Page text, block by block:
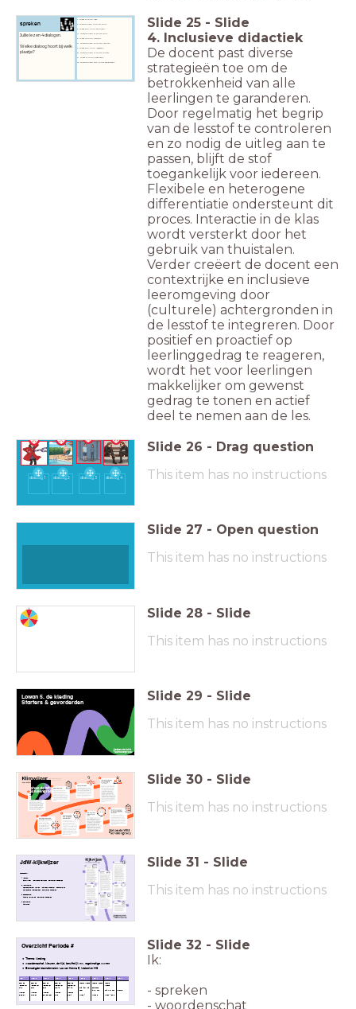
spreken
Jullie lezen 4 dialogen.
Welke dialoog hoort bij welk
plaatje?
1. Waar is mijn jas?
2. Welke kleur is jouw trui?
3. Waar zijn mijn sokken?
4. Welke kleur is jouw rok?
5. Waar is mijn hemd?
6. Welke kleur is jouw T-shirt?
7. Waar zijn mijn laarzen?
8. Welke kleur is jouw muts?
9. Waar is mijn badpak?
10 Welke kleur zijn jouw sandalen?
Slide 25 - Slide
4. Inclusieve didactiek
De docent past diverse
strategieën toe om de
betrokkenheid van alle
leerlingen te garanderen.
Door regelmatig het begrip
van de lesstof te controleren
en zo nodig de uitleg aan te
passen, blijft de stof
toegankelijk voor iedereen.
Flexibele en heterogene
differentiatie ondersteunt dit
proces. Interactie in de klas
wordt versterkt door het
gebruik van thuistalen.
Verder creëert de docent een
contextrijke en inclusieve
leeromgeving door
(culturele) achtergronden in
de lesstof te integreren. Door
positief en proactief op
leerlinggedrag te reageren,
wordt het voor leerlingen
makkelijker om gewenst
gedrag te tonen en actief
deel te nemen aan de les.
dialoog 1 dialoog 2 dialoog 3 dialoog 4
Slide 26 - Drag question
This item has no instructions
Slide 27 - Open question
This item has no instructions
Slide 28 - Slide
This item has no instructions
Lowan 5. de kleding
Starters & gevorderden
Slide 29 - Slide
This item has no instructions
Slide 30 - Slide
This item has no instructions
JdW-kijkwijzer
Lesopbouw:
Vooraf:
Startklaar, Voorkennis activeren, Formatief Handelen
Instructie:
Leerdoelgericht werken, Inclusieve didactiek, Concrete en
herkenbare voorbeelden, Formatief Handelen
Toepassing:
Actieve verwerking, Formatief handelen
Evaluatie:
Afsluiting
Slide 31 - Slide
This item has no instructions
Overzicht Periode #
Thema: kleding
woordenschat, kleuren, de tijd, bezittelijk nw, regelmatige ww-en
Benodigde lesmaterialen: Lowan thema 5, IJsbreker H6
Week 1 Week 2 Week 3 Week 4 Week 5 Week 6 Week 7 Week 8
Week 9
Boek de
Voetballer
H1/2
klanken
e/ee/ei/i
boek de
Voetballer
H3/5
klanken
ui/ou/au
boek de
Voetballer
H6/8
klanken
eur/oor/eer
Boek de
voetballer
H 9/10
klanken
n/ng
Boek de
voetballer
H11/12
Klanken
ie/ei/ij
thema kleding
mijn, jouw, zijn,
haar
ww-en 1
thema kleding
ons/onze,
jullie, hun
ww-en 2
thema
kleding,
mijn t/m hun
ww-en 1 en 2
Vakantie!
Slide 32 - Slide
Ik:
- spreken
- woordenschat